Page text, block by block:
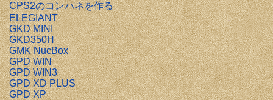
CPS2のコンパネを作る
ELEGIANT
GKD MINI
GKD350H
GMK NucBox
GPD WIN
GPD WIN3
GPD XD PLUS
GPD XP